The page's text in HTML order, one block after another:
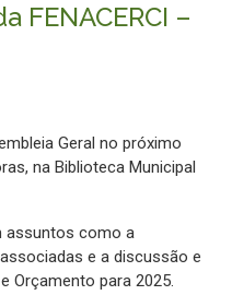
FENACERCI –
Geral no próximo
na Biblioteca Municipal
assuntos como a
e a discussão e
Orçamento para 2025.